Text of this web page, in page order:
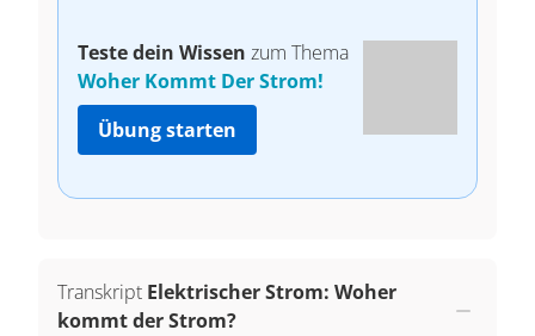
Teste dein Wissen zum Thema
Woher Kommt Der Strom!
Übung starten
Transkript Elektrischer Strom: Woher
kommt der Strom?